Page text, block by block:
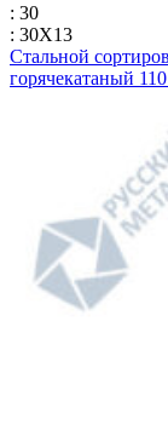
: 30
: 30Х13
Стальной
горячекатаный